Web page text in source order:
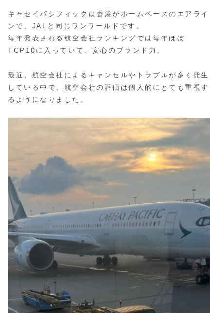
キャセイパシフィック は香港がホームベースのエアライ
ンで、JALと同じワンワールドです。
毎年発表される航空会社ランキングでは毎年ほぼ
TOP10に入っていて、安心のブランド力。
最近、航空会社によるキャンセルやトラブルが多く発生
している中で、航空会社の評価は個人的にとても重視す
るようになりました。